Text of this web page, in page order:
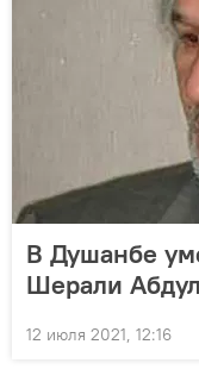
В Душанбе
Шерали
12 июля 2021, 12:16